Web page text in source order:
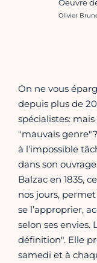
Oeuvre
Crédit photo
Olivier
On ne vous
depuis plus de
spécialistes:
"mauvais
à l’impossible
dans son
Balzac en 1835,
nos jours,
se l’approprier,
selon ses envies.
définition". Elle
samedi et à